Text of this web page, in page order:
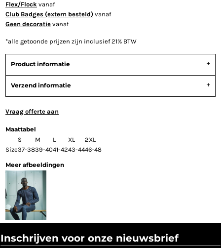
Flex/Flock vanaf
Club Badges (extern besteld) vanaf
Geen decoratie vanaf
*alle getoonde prijzen zijn inclusief 21% BTW
Product informatie
Verzend informatie
Vraag offerte aan
Maattabel
S
M L XL
2XL
Size37-3839-4041-4243-4446-48
Meer afbeeldingen
Inschrijven voor onze nieuwsbrief